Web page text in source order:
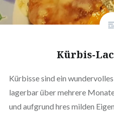
Kürbis-
Kürbisse sind ein
lagerbar über mehrere
und aufgrund hres milden